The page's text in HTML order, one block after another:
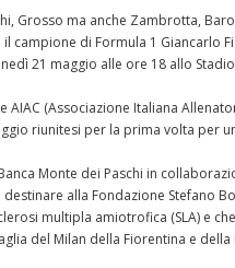
Grosso ma anche Zambrotta,
il campione di Formula 1 Giancarlo
21 maggio alle ore 18 allo Stadio
AIAC (Associazione Italiana
riunitesi per la prima volta per
Monte dei Paschi in
alla Fondazione Stefano
multipla amiotrofica (SLA) e
del Milan della Fiorentina e della